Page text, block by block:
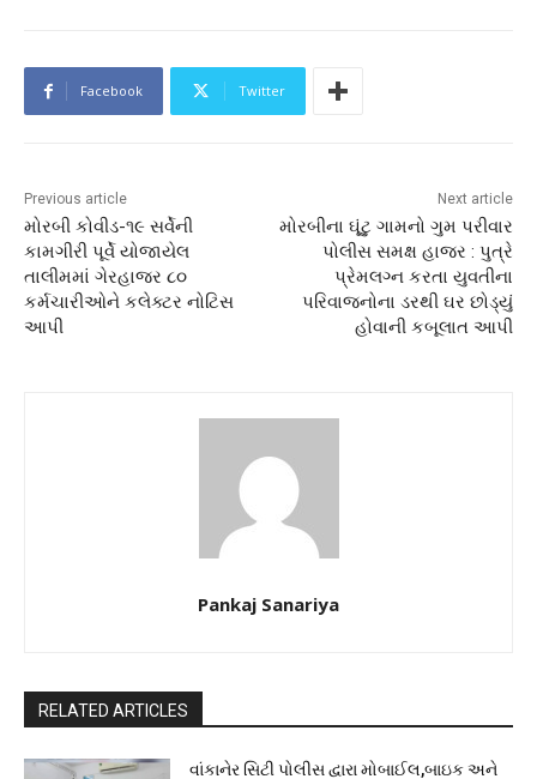
Facebook Twitter
Previous article
મોરબી કોવીડ-૧૯ સર્વેની
કામગીરી પૂર્વે યોજાયેલ
તાલીમમાં ગેરહાજર ૮૦
કર્મચારીઓને કલેક્ટર નોટિસ
આપી
Next article
મોરબીના ઘૂંટુ ગામનો ગુમ પરીવાર
પોલીસ સમક્ષ હાજર : પુત્રે
પ્રેમલગ્ન કરતા યુવતીના
પરિવાજનોના ડરથી ઘર છોડ્યું
હોવાની કબૂલાત આપી
Pankaj Sanariya
RELATED ARTICLES
વાંકાનેર સિટી પોલીસ દ્વારા મોબાઈલ,બાઇક અને